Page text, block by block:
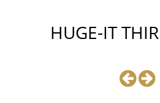
HUGE-IT